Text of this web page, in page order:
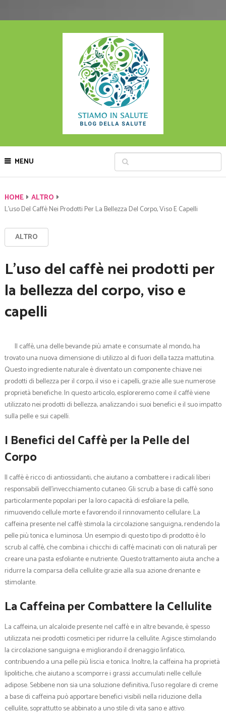
MENU
HOME
ALTRO
L’uso Del Caffè Nei Prodotti Per La Bellezza Del Corpo, Viso E Capelli
ALTRO
L’uso del caffè nei prodotti per
la bellezza del corpo, viso e
capelli
Il caffè, una delle bevande più amate e consumate al mondo, ha
trovato una nuova dimensione di utilizzo al di fuori della tazza mattutina.
Questo ingrediente naturale è diventato un componente chiave nei
prodotti di bellezza per il corpo, il viso e i capelli, grazie alle sue numerose
proprietà benefiche. In questo articolo, esploreremo come il caffè viene
utilizzato nei prodotti di bellezza, analizzando i suoi benefici e il suo impatto
sulla pelle e sui capelli.
I Benefici del Caffè per la Pelle del
Corpo
Il caffè è ricco di antiossidanti, che aiutano a combattere i radicali liberi
responsabili dell’invecchiamento cutaneo. Gli scrub a base di caffè sono
particolarmente popolari per la loro capacità di esfoliare la pelle,
rimuovendo cellule morte e favorendo il rinnovamento cellulare. La
caffeina presente nel caffè stimola la circolazione sanguigna, rendendo la
pelle più tonica e luminosa. Un esempio di questo tipo di prodotto è lo
scrub al caffè, che combina i chicchi di caffè macinati con oli naturali per
creare una pasta esfoliante e nutriente. Questo trattamento aiuta anche a
ridurre la comparsa della cellulite grazie alla sua azione drenante e
stimolante.
La Caffeina per Combattere la Cellulite
La caffeina, un alcaloide presente nel caffè e in altre bevande, è spesso
utilizzata nei prodotti cosmetici per ridurre la cellulite. Agisce stimolando
la circolazione sanguigna e migliorando il drenaggio linfatico,
contribuendo a una pelle più liscia e tonica. Inoltre, la caffeina ha proprietà
lipolitiche, che aiutano a scomporre i grassi accumulati nelle cellule
adipose. Sebbene non sia una soluzione definitiva, l’uso regolare di creme
a base di caffeina può apportare benefici visibili nella riduzione della
cellulite, soprattutto se abbinato a uno stile di vita sano e attivo.